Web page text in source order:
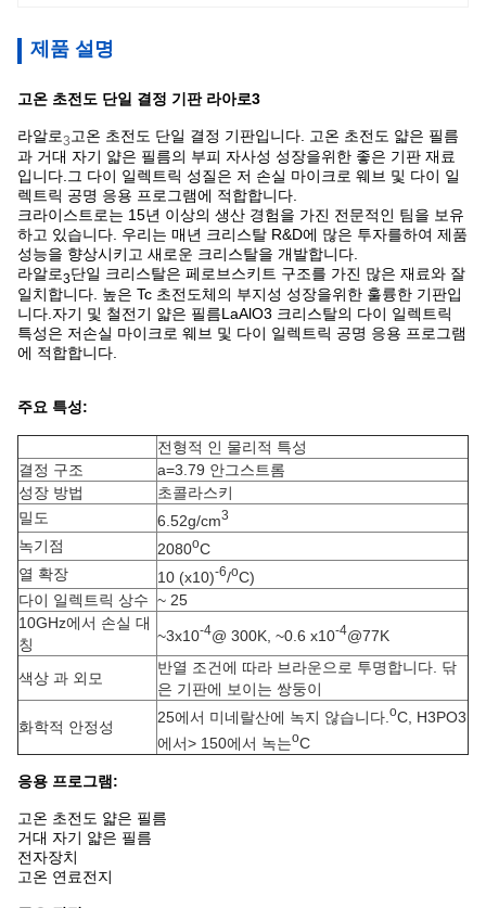
제품 설명
고온 초전도 단일 결정 기판 라아로3
라알로3 고온 초전도 단일 결정 기판입니다. 고온 초전도 얇은 필름
과 거대 자기 얇은 필름의 부피 자사성 성장을위한 좋은 기판 재료
입니다.그 다이 일렉트릭 성질은 저 손실 마이크로 웨브 및 다이 일
렉트릭 공명 응용 프로그램에 적합합니다.
크라이스트로는 15년 이상의 생산 경험을 가진 전문적인 팀을 보유
하고 있습니다. 우리는 매년 크리스탈 R&D에 많은 투자를하여 제품
성능을 향상시키고 새로운 크리스탈을 개발합니다.
라알로3단일 크리스탈은 페로브스키트 구조를 가진 많은 재료와 잘
일치합니다. 높은 Tc 초전도체의 부지성 성장을위한 훌륭한 기판입
니다.자기 및 철전기 얇은 필름LaAlO3 크리스탈의 다이 일렉트릭
특성은 저손실 마이크로 웨브 및 다이 일렉트릭 공명 응용 프로그램
에 적합합니다.
주요 특성:
전형적 인 물리적 특성
결정 구조
a=3.79 안그스트롬
성장 방법
초콜라스키
밀도
6.52g/cm3
녹기점 2080oC
열 확장
10 (x10)-6/oC)
다이 일렉트릭 상수 ~ 25
10GHz에서 손실 대
칭
~3x10-4@ 300K, ~0.6 x10-4@77K
색상 과 외모
반열 조건에 따라 브라운으로 투명합니다. 닦
은 기판에 보이는 쌍둥이
화학적 안정성
25에서 미네랄산에 녹지 않습니다. oC, H3PO3
에서> 150에서 녹는oC
응용 프로그램:
고온 초전도 얇은 필름
거대 자기 얇은 필름
전자장치
고온 연료전지